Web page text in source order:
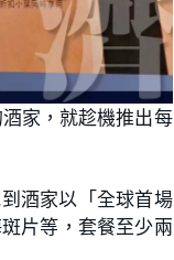
家，就趁機推出每
酒家以「全球首場
片等，套餐至少兩